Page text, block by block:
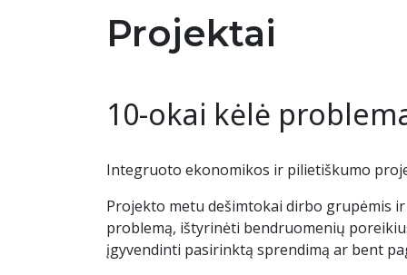
Projektai
10-okai kėlė
Integruoto ekonomikos ir pilietiškumo
Projekto metu dešimtokai dirbo grupėmis
problemą, ištyrinėti bendruomenių
įgyvendinti pasirinktą sprendimą ar bent